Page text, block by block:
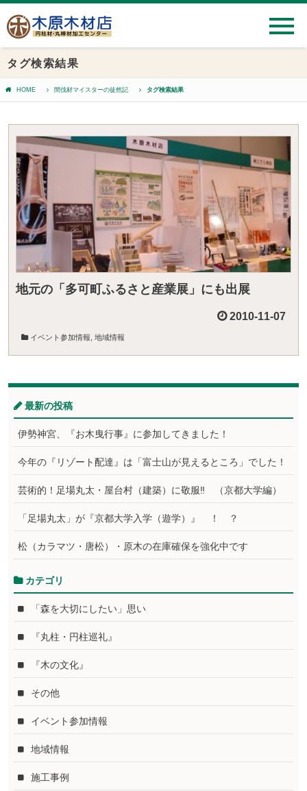
タグ検索結果
HOME 間伐材マイスターの徒然記 タグ検索結果
地元の「多可町ふるさと産業展」にも出展
2010-11-07
イベント参加情報 地域情報
最新の投稿
伊勢神宮、『お木曳行事』に参加してきました！
今年の『リゾート配達』は「富士山が見えるところ」でした！
芸術的！足場丸太・屋台村（建築）に敬服‼ （京都大学編）
「足場丸太」が『京都大学入学（遊学）』 ！ ？
松（カラマツ・唐松）・原木の在庫確保を強化中です
カテゴリ
「森を大切にしたい」思い
『丸柱・円柱巡礼』
『木の文化』
その他
イベント参加情報
地域情報
施工事例